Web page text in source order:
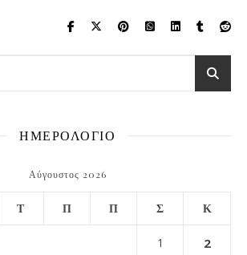
ΗΜΕΡΟΛΟΓΙΟ
Αύγουστος 2026
Τ Π Π Σ Κ
1 2